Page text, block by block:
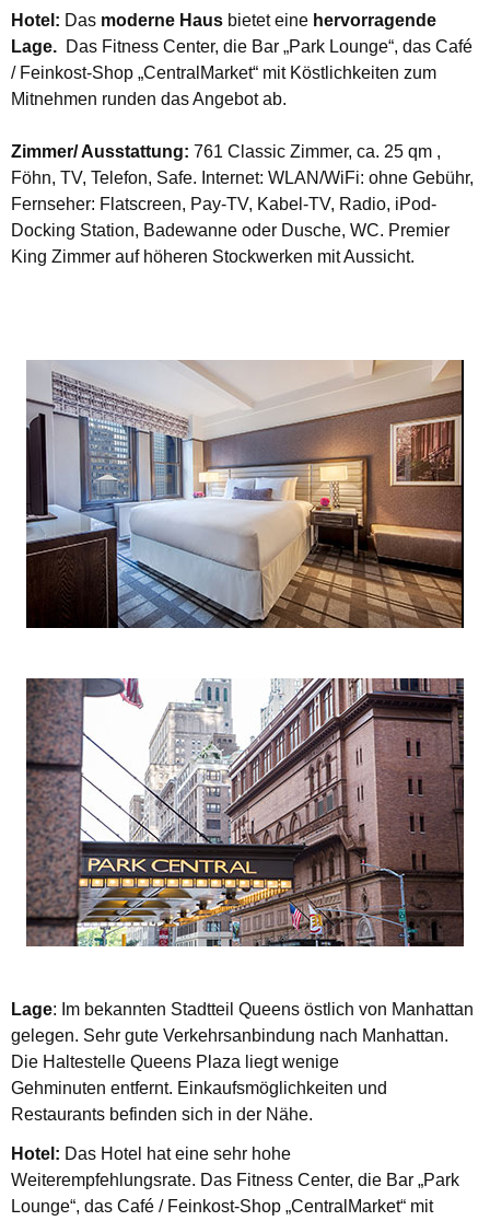
Hotel: Das moderne Haus bietet eine hervorragende
Lage. Das Fitness Center, die Bar „Park Lounge“, das Café
/ Feinkost-Shop „CentralMarket“ mit Köstlichkeiten zum
Mitnehmen runden das Angebot ab.
Zimmer/ Ausstattung: 761 Classic Zimmer, ca. 25 qm ,
Föhn, TV, Telefon, Safe. Internet: WLAN/WiFi: ohne Gebühr,
Fernseher: Flatscreen, Pay-TV, Kabel-TV, Radio, iPod-
Docking Station, Badewanne oder Dusche, WC. Premier
King Zimmer auf höheren Stockwerken mit Aussicht.
Lage: Im bekannten Stadtteil Queens östlich von Manhattan
gelegen. Sehr gute Verkehrsanbindung nach Manhattan.
Die Haltestelle Queens Plaza liegt wenige
Gehminuten entfernt. Einkaufsmöglichkeiten und
Restaurants befinden sich in der Nähe.
Hotel: Das Hotel hat eine sehr hohe
Weiterempfehlungsrate. Das Fitness Center, die Bar „Park
Lounge“, das Café / Feinkost-Shop „CentralMarket“ mit